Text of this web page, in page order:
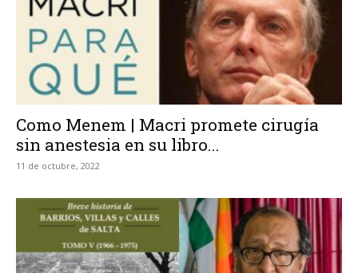
Como Menem | Macri promete cirugía
sin anestesia en su libro...
11 de octubre, 2022